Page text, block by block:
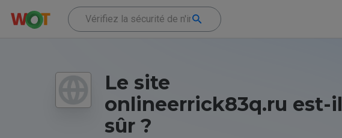
Le site
onlineerrick83q.ru est-il
sûr ?